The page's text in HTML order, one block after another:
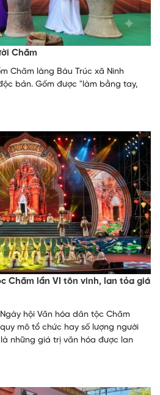
Chăm
Chăm làng Bàu Trúc xã Ninh
bản. Gốm được "làm bằng tay,
Chăm lần VI tôn vinh, lan tỏa giá
hội Văn hóa dân tộc Chăm
mô tổ chức hay số lượng người
những giá trị văn hóa được lan